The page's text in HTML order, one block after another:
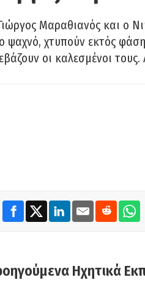
Μαραθιανός και ο
ψαχνό, χτυπούν εκτός
οι καλεσμένοι
Ηχητικά